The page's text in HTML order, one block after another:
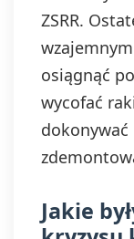
ZSRR.
osiągnąć
wycofać
dokonywać
Jakie